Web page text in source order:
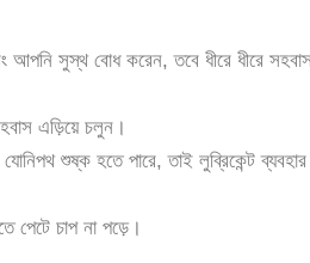
আপনি সুস্থ বোধ করেন, তবে ধীরে ধীরে
এড়িয়ে চলুন।
যোনিপথ শুষ্ক হতে পারে, তাই লুব্রিকেন্ট
পেটে চাপ না পড়ে।